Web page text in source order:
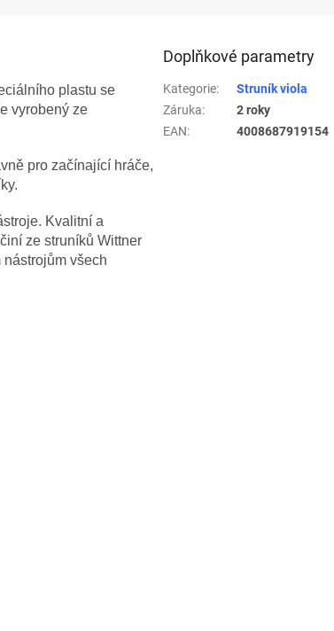
plastu se
vyrobený ze
pro začínající hráče,
Kvalitní a
ze struníků Wittner
všech
Doplňkové parametry
Kategorie:
Struník viola
Záruka:
2 roky
EAN: 4008687919154